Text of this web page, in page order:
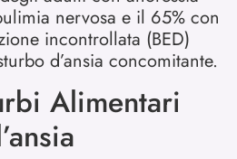
nervosa e il 65% con
incontrollata (BED)
d’ansia concomitante.
Alimentari